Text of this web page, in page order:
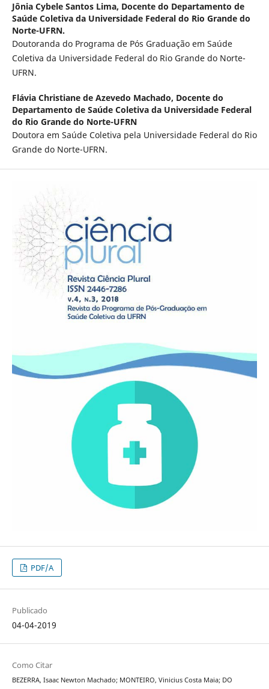
Jônia Cybele Santos Lima, Docente do Departamento de
Saúde Coletiva da Universidade Federal do Rio Grande do
Norte-UFRN.
Doutoranda do Programa de Pós Graduação em Saúde
Coletiva da Universidade Federal do Rio Grande do Norte-
UFRN.
Flávia Christiane de Azevedo Machado, Docente do
Departamento de Saúde Coletiva da Universidade Federal
do Rio Grande do Norte-UFRN
Doutora em Saúde Coletiva pela Universidade Federal do Rio
Grande do Norte-UFRN.
PDF/A
Publicado
04-04-2019
Como Citar
BEZERRA, Isaac Newton Machado; MONTEIRO, Vinicius Costa Maia; DO